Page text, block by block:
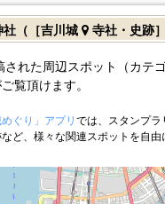
社（［吉川城 寺社・史跡］
れた周辺スポット（カテ
覧頂けます。
めぐり」アプリ では、スタンプラ
ど、様々な関連スポットを自由